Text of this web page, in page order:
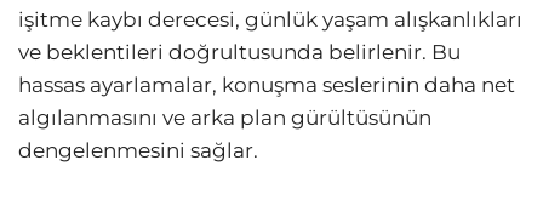
işitme kaybı derecesi, günlük yaşam alışkanlıkları
ve beklentileri doğrultusunda belirlenir. Bu
hassas ayarlamalar, konuşma seslerinin daha net
algılanmasını ve arka plan gürültüsünün
dengelenmesini sağlar.